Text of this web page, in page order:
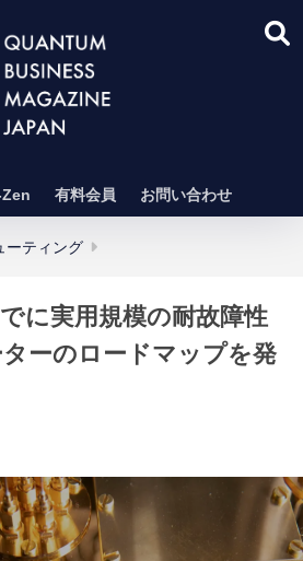
有料会員 お問い合わせ
ーティング
に実用規模の耐故障性
ーのロードマップを発